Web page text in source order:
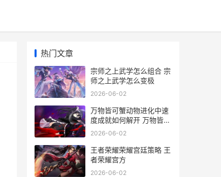
热门文章
宗师之上武学怎么组合 宗
师之上武学怎么变极
2026-06-02
万物皆可蟹动物进化中速
度成就如何解开 万物皆可
蟹动物进化手机版下载
2026-06-02
王者荣耀荣耀宫廷策略 王
者荣耀宫方
2026-06-02